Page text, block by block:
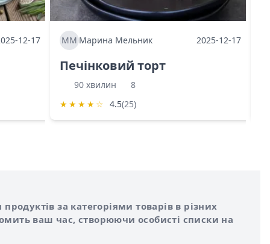
12-17 МММарина Мельник 2025-12-17
Печінковий торт
90 хвилин
8
★ ★ ★ ★ ☆ 4.5(25)
за категоріями товарів в різних
ваш час, створюючи особисті списки на